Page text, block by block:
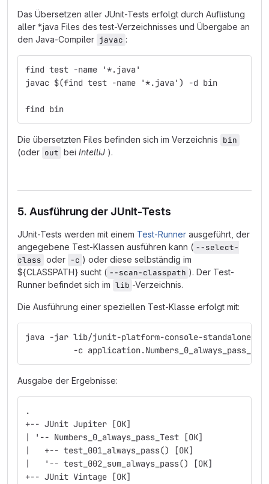
Das Übersetzen aller JUnit-Tests erfolgt durch Auflistung
aller *.java Files des test-Verzeichnisses und Übergabe an
den Java-Compiler javac :
find test -name '*.java'
javac $(find test -name '*.java') -d bin
find bin
Die übersetzten Files befinden sich im Verzeichnis bin
(oder out bei IntelliJ ).
5. Ausführung der JUnit-Tests
JUnit-Tests werden mit einem Test-Runner ausgeführt, der
angegebene Test-Klassen ausführen kann ( --select-
class oder -c ) oder diese selbständig im
${CLASSPATH} sucht ( --scan-classpath ). Der Test-
Runner befindet sich im lib -Verzeichnis.
Die Ausführung einer speziellen Test-Klasse erfolgt mit:
java -jar lib/junit-platform-console-standalone-
-c
Ausgabe der Ergebnisse:
.
+-- JUnit Jupiter [OK]
| '-- Numbers_0_always_pass_Test [OK]
|   +-- test_001_always_pass() [OK]
|   '-- test_002_sum_always_pass() [OK]
+-- JUnit Vintage [OK]